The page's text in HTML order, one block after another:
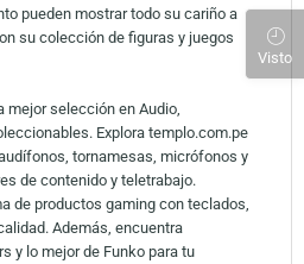
pueden mostrar todo su cariño a
su colección de figuras y juegos
mejor selección en Audio,
Explora templo.com.pe
tornamesas, micrófonos y
de contenido y teletrabajo.
de productos gaming con teclados,
Además, encuentra
y lo mejor de Funko para tu
Visto